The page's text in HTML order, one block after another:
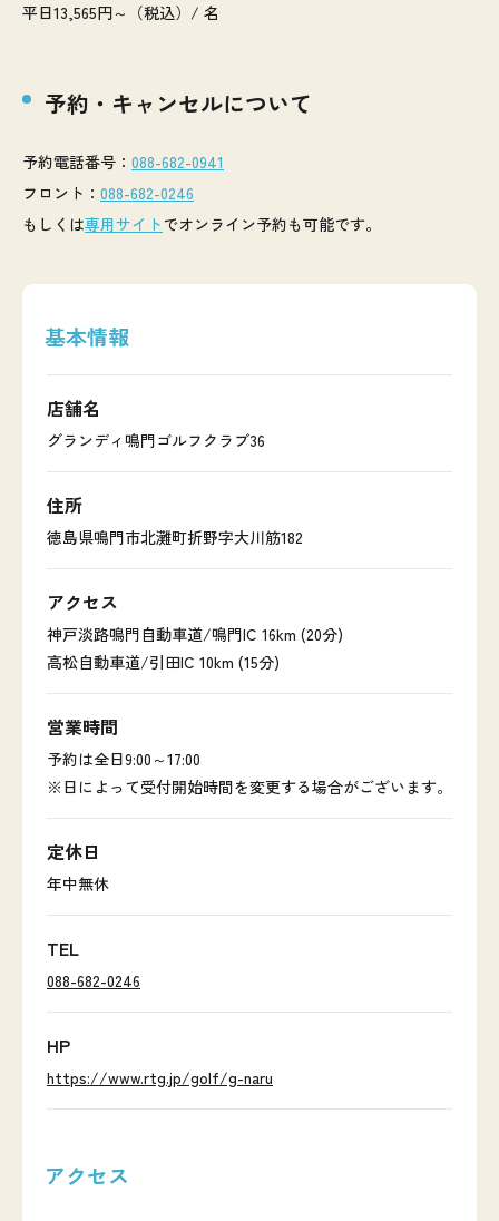
平日13,565円～（税込）/ 名
予約・キャンセルについて
予約電話番号： 088-682-0941
フロント： 088-682-0246
もしくは専用サイトでオンライン予約も可能です。
基本情報
店舗名
グランディ鳴門ゴルフクラブ36
住所
徳島県鳴門市北灘町折野字大川筋182
アクセス
神戸淡路鳴門自動車道/鳴門IC 16km (20分)
高松自動車道/引田IC 10km (15分)
営業時間
予約は全日9:00～17:00
※日によって受付開始時間を変更する場合がございます。
定休日
年中無休
TEL
088-682-0246
HP
https://www.rtg.jp/golf/g-naru
アクセス